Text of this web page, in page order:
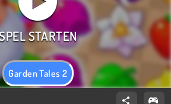
Garden Tales 2